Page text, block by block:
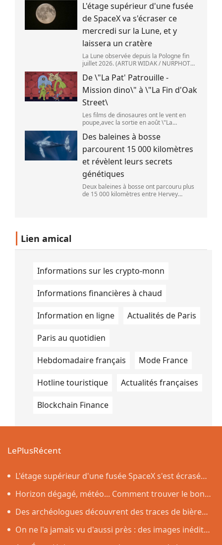
(JAIME REINA )
L'étage supérieur d'une fusée
de SpaceX va s'écraser ce
mercredi sur la Lune, et y
laissera un cratère
La Lune observée depuis la Pologne fin
juillet 2026. (ARTUR WIDAK / NURPHOTO
SpaceX doit s\'écraser accidentellement
sur la Lune,mercredi 5 août. Cette coll
De \"La Pat' Patrouille -
Mission dino\" à \"La Fin d'Oak
Street\
Les films de dinosaures ont le vent en
poupe,avec la sortie en août \"La
d\'Oak Street\". (APOLLONIA HILVERDA /
Des baleines à bosse
parcourent 15 000 kilomètres
et révèlent leurs secrets
génétiques
Deux baleines à bosse ont parcouru plus
de 15 000 kilomètres entre Hervey
Lien amical
Informations sur les crypto-monn
Informations financières à chaud
Information en ligne Actualités de Paris
Paris au quotidien
Hebdomadaire français Mode France
Hotline touristique Actualités françaises
Blockchain Finance
LePlusRécent
L'étage supérieur d'une fusée SpaceX s'est écrasé
sur la Lune, comme prévu par les scientifiques
Horizon dégagé, météo... Comment trouver le bon
endroit pour observer l'éclipse solaire du 12 août
Des archéologues découvrent des traces de bière
vieilles de 4 500 ans dans des poteries rituelles
On ne l'a jamais vu d'aussi près : des images inédites